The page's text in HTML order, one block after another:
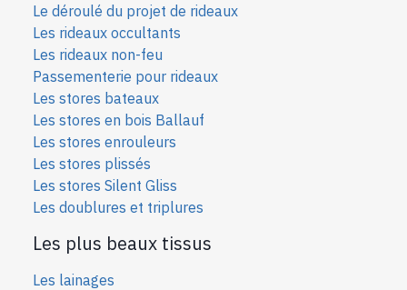
Le déroulé du projet de rideaux
Les rideaux occultants
Les rideaux non-feu
Passementerie pour rideaux
Les stores bateaux
Les stores en bois Ballauf
Les stores enrouleurs
Les stores plissés
Les stores Silent Gliss
Les doublures et triplures
Les plus beaux tissus
Les lainages